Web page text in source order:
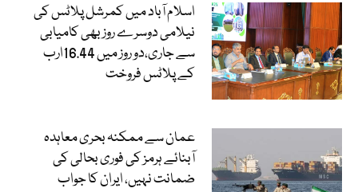
اسلام آباد میں کمرشل پلاٹس کی
نیلامی دوسرے روز بھی کامیابی
سے جاری،دو روز میں 16.44ارب
کے پلاٹس فروخت
عمان سے ممکنہ بحری معاہدہ
آبنائے ہرمز کی فوری بحالی کی
ضمانت نہیں، ایران کا جواب